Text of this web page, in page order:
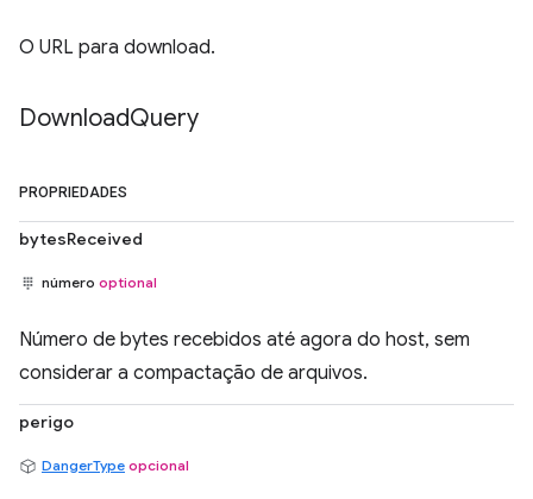
O URL para download.
DownloadQuery
PROPRIEDADES
bytesReceived
número optional
Número de bytes recebidos até agora do host, sem
considerar a compactação de arquivos.
perigo
DangerType opcional